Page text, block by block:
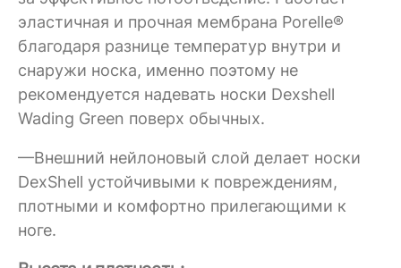
эластичная и прочная мембрана Porelle®
благодаря разнице температур внутри и
снаружи носка, именно поэтому не
рекомендуется надевать носки Dexshell
Wading Green поверх обычных.
—Внешний нейлоновый слой делает носки
DexShell устойчивыми к повреждениям,
плотными и комфортно прилегающими к
ноге.